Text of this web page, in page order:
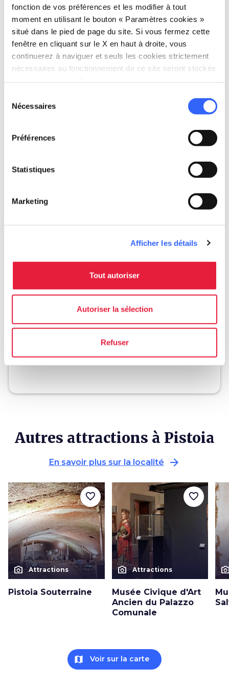
fonction de vos préférences et les modifier à tout
moment en utilisant le bouton « Paramètres cookies »
situé dans le pied de page du site. Si vous fermez cette
fenêtre en cliquant sur le X en haut à droite, vous
continuerez à naviguer et seuls les cookies strictement
nécessaires au fonctionnement de ce site seront stockés
Nécessaires
Préférences
Statistiques
Marketing
Afficher les détails
Tout autoriser
Autoriser la sélection
Refuser
home Où
Italia
https://musei.diocesipistoia.it/index.ph
Planifier
hotel Où dormir ? (en anglais) chevron_right
Forfaits et séjours
local_library Guides et cartes chevron_right
Autres attractions à Pistoia
En savoir plus sur la localité arrow_forward
photo_camera Attractions
Pistoia Souterraine
favorite_border
photo_camera Attractions
Musée Civique d'Art
Ancien du Palazzo
Comunale
favorite_border
map Voir sur la carte